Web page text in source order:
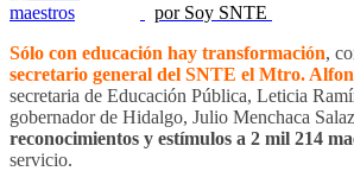
por Soy SNTE
Sólo con educación hay transformación,
secretario general del SNTE el Mtro.
secretaria de Educación Pública, Leticia
gobernador de Hidalgo, Julio Menchaca
reconocimientos y estímulos a 2 mil 214
servicio.